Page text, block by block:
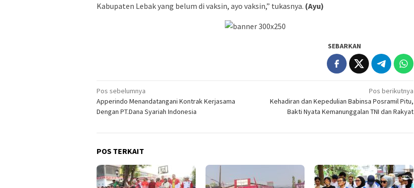
Kabupaten Lebak yang belum di vaksin, ayo vaksin,” tukasnya. (Ayu)
SEBARKAN
Navigasi
pos
Pos sebelumnya
Apperindo Menandatangani Kontrak Kerjasama
Dengan PT.Dana Syariah Indonesia
Pos berikutnya
Kehadiran dan Kepedulian Babinsa Posramil Pitu,
Bakti Nyata Kemanunggalan TNI dan Rakyat
POS TERKAIT